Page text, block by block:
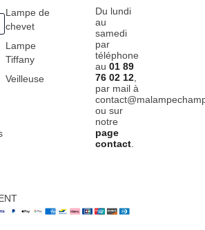
Lampe de
chevet
Lampe
Tiffany
Veilleuse
Du lundi
au
samedi
par
téléphone
au01 89
76 02 12
par mail à
ou sur
notre
page
contact